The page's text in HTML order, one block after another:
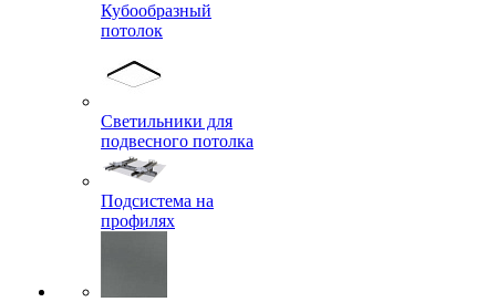
Кубообразный
потолок
Светильники для
подвесного потолка
Подсистема на
профилях